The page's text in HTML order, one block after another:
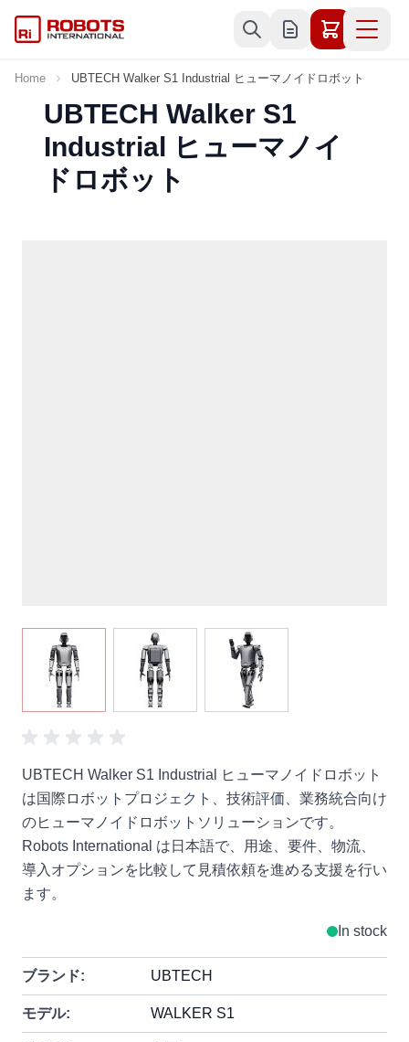
Home UBTECH Walker S1 Industrial ヒューマノイドロボット
UBTECH Walker S1
Industrial ヒューマノイ
ドロボット
View larger imageView larger imageView larger image
UBTECH Walker S1 Industrial ヒューマノイドロボット
は国際ロボットプロジェクト、技術評価、業務統合向け
のヒューマノイドロボットソリューションです。
Robots International は日本語で、用途、要件、物流、
導入オプションを比較して見積依頼を進める支援を行い
ます。
In stock
ブランド: UBTECH
モデル: WALKER S1